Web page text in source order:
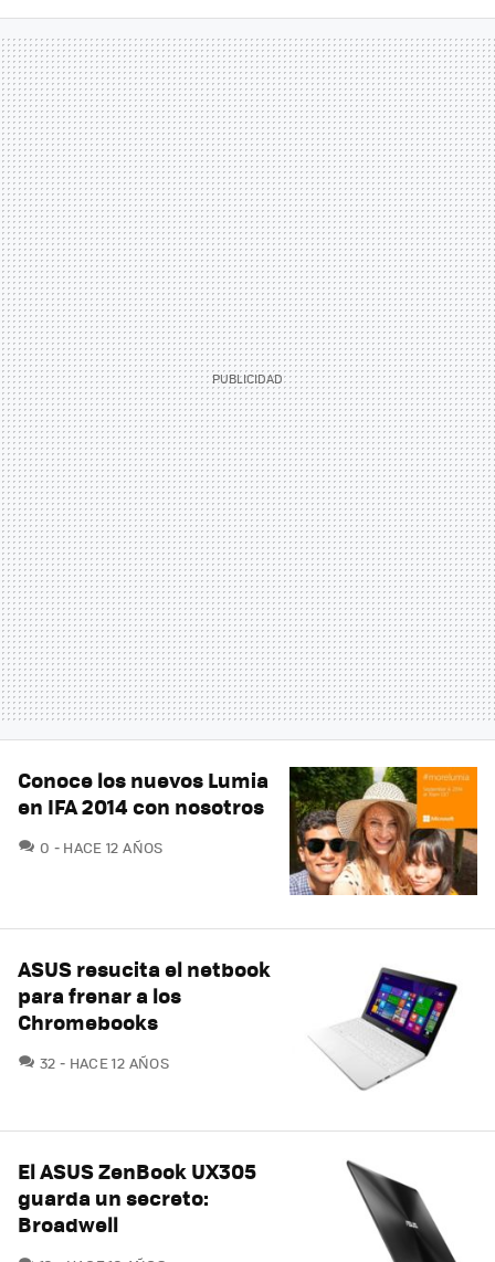
Conoce los nuevos Lumia
en IFA 2014 con nosotros
0 COMENTARIOS
HACE 12 AÑOS
ASUS resucita el netbook
para frenar a los
Chromebooks
32 COMENTARIOS
HACE 12 AÑOS
El ASUS ZenBook UX305
guarda un secreto:
Broadwell